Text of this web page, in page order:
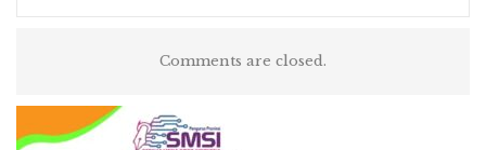
Comments are closed.